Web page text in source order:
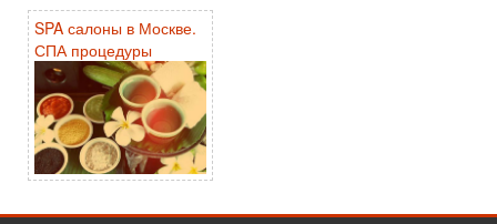
SPA салоны в Москве.
СПА процедуры